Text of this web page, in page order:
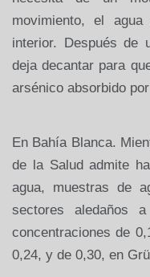
movimiento, el
interior. Después
deja decantar para
arsénico absorbido
En Bahía Blanca.
de la Salud admite
agua, muestras de
sectores aledaños
concentraciones de
0,24, y de 0,30, en